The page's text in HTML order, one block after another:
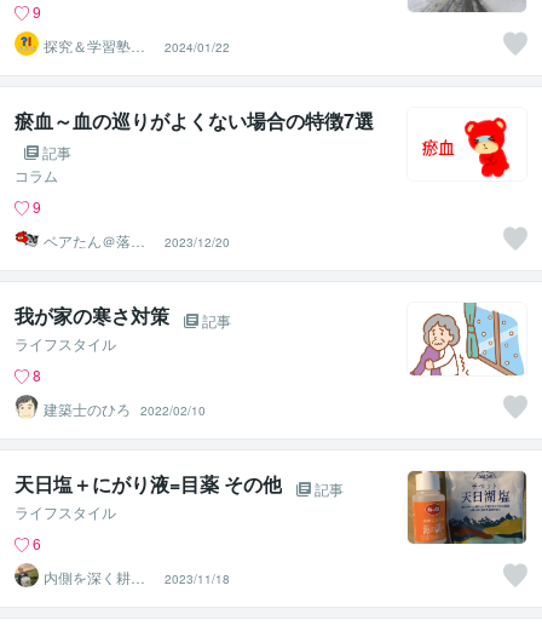
9
探究＆学習塾｜
なぜラボ
2024/01/22
瘀血～血の巡りがよくない場合の特徴7選
記事
コラム
9
ベアたん＠落書
きイラストレー
ター
2023/12/20
我が家の寒さ対策
記事
ライフスタイル
8
建築士のひろ
2022/02/10
天日塩＋にがり液=目薬 その他
記事
ライフスタイル
6
内側を深く耕
し、外側を自由
に生きるコーチ
2023/11/18